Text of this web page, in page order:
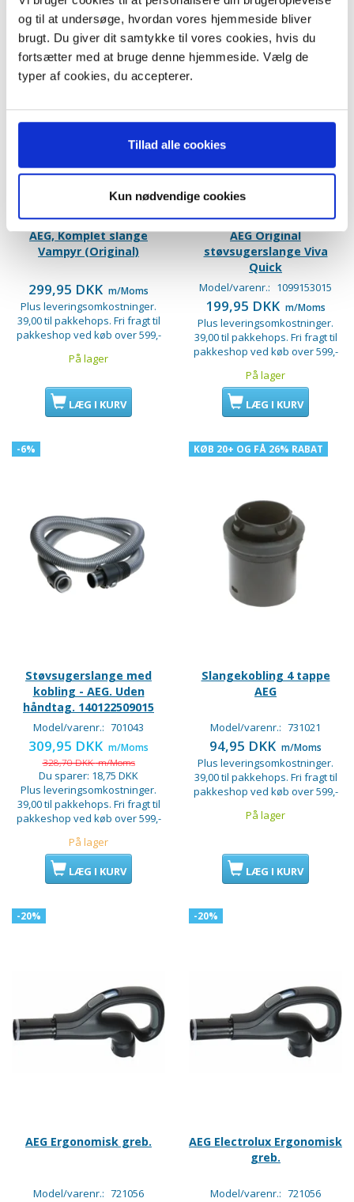
og til at undersøge, hvordan vores hjemmeside bliver
brugt. Du giver dit samtykke til vores cookies, hvis du
fortsætter med at bruge denne hjemmeside. Vælg de
typer af cookies, du accepterer.
Tillad alle cookies
Kun nødvendige cookies
AEG, Komplet slange
Vampyr (Original)
299,95 DKK m/Moms
Plus leveringsomkostninger.
39,00 til pakkehops. Fri fragt til
pakkeshop ved køb over 599,-
På lager
LÆG I KURV
AEG Original
støvsugerslange Viva
Quick
Model/varenr.: 1099153015
199,95 DKK m/Moms
Plus leveringsomkostninger.
39,00 til pakkehops. Fri fragt til
pakkeshop ved køb over 599,-
På lager
LÆG I KURV
-6%
Støvsugerslange med
kobling - AEG. Uden
håndtag. 140122509015
Model/varenr.: 701043
309,95 DKK m/Moms
328,70 DKKm/Moms
Du sparer: 18,75 DKK
Plus leveringsomkostninger.
39,00 til pakkehops. Fri fragt til
pakkeshop ved køb over 599,-
På lager
LÆG I KURV
KØB 20+ OG FÅ 26% RABAT
Slangekobling 4 tappe
AEG
Model/varenr.: 731021
94,95 DKK m/Moms
Plus leveringsomkostninger.
39,00 til pakkehops. Fri fragt til
pakkeshop ved køb over 599,-
På lager
LÆG I KURV
-20%
AEG Ergonomisk greb.
Model/varenr.: 721056
-20%
AEG Electrolux Ergonomisk
greb.
Model/varenr.: 721056